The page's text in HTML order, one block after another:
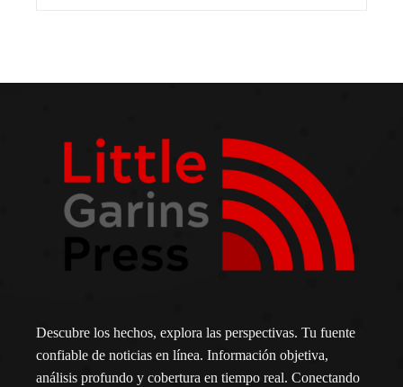
Descubre los hechos, explora las perspectivas. Tu fuente
confiable de noticias en línea. Información objetiva,
análisis profundo y cobertura en tiempo real. Conectando